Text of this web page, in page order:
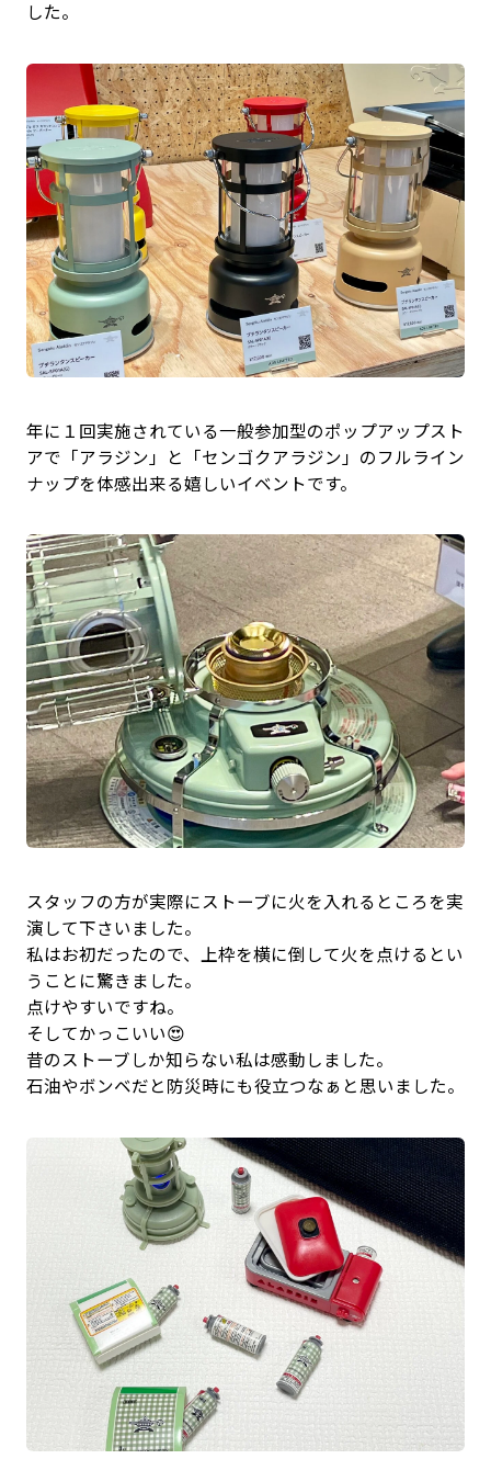
した。
年に１回実施されている一般参加型のポップアップスト
アで「アラジン」と「センゴクアラジン」のフルライン
ナップを体感出来る嬉しいイベントです。
スタッフの方が実際にストーブに火を入れるところを実
演して下さいました。
私はお初だったので、上枠を横に倒して火を点けるとい
うことに驚きました。
点けやすいですね。
そしてかっこいい😍
昔のストーブしか知らない私は感動しました。
石油やボンベだと防災時にも役立つなぁと思いました。